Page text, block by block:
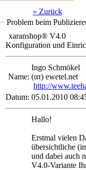
« Zurück
Problem beim
xaranshop® V4.0
Konfiguration und
Name:
Ingo
(ατ) ewetel.net
http://
Datum: 05.01.2010
Hallo!
Erstmal vielen
übersichtliche
und dabei auch
V4.0-Variante